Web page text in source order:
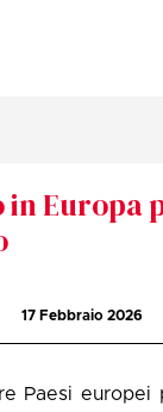
Europa
17 Febbraio 2026
Paesi